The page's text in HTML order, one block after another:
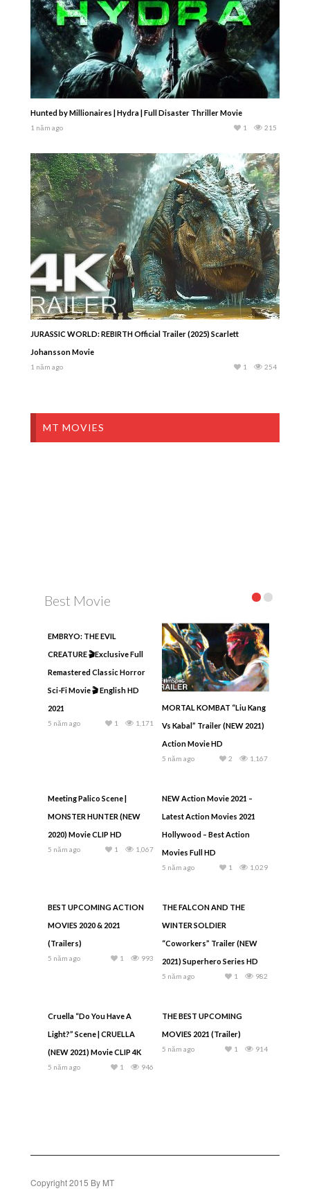
Hunted by Millionaires | Hydra | Full Disaster Thriller Movie
1 năm ago 215
1
JURASSIC WORLD: REBIRTH Official Trailer (2025) Scarlett
Johansson Movie
1 năm ago 254
1
MT MOVIES
Best Movie
EMBRYO: THE EVIL
CREATURE 🎬Exclusive Full
Remastered Classic Horror
Sci-Fi Movie 🎬 English HD
2021
5 năm ago 1,171
1
MORTAL KOMBAT “Liu Kang
Vs Kabal” Trailer (NEW 2021)
Action Movie HD
5 năm ago 1,167
2
Meeting Palico Scene |
MONSTER HUNTER (NEW
2020) Movie CLIP HD
5 năm ago 1,067
1
NEW Action Movie 2021 –
Latest Action Movies 2021
Hollywood – Best Action
Movies Full HD
5 năm ago 1,029
1
BEST UPCOMING ACTION
MOVIES 2020 & 2021
(Trailers)
5 năm ago 993
1
THE FALCON AND THE
WINTER SOLDIER
“Coworkers” Trailer (NEW
2021) Superhero Series HD
5 năm ago 982
1
Cruella “Do You Have A
Light?” Scene | CRUELLA
(NEW 2021) Movie CLIP 4K
5 năm ago 946
1
THE BEST UPCOMING
MOVIES 2021 (Trailer)
5 năm ago 914
1
Copyright 2015 By MT